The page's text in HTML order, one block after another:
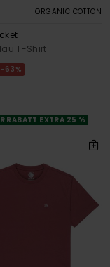
ORGANIC COTTON
T-Shirt
63%
RABATT EXTRA 25 %